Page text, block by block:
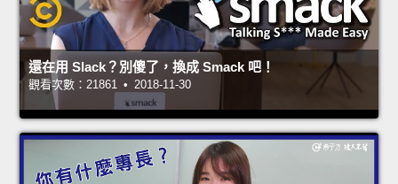
還在用 Slack？別傻了，換成 Smack 吧！
觀看次數：21861 • 2018-11-30